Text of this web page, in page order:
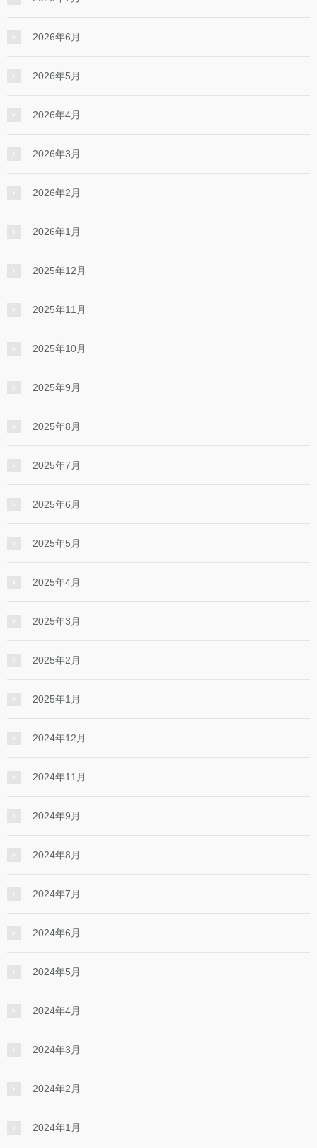
2026年6月
2026年5月
2026年4月
2026年3月
2026年2月
2026年1月
2025年12月
2025年11月
2025年10月
2025年9月
2025年8月
2025年7月
2025年6月
2025年5月
2025年4月
2025年3月
2025年2月
2025年1月
2024年12月
2024年11月
2024年9月
2024年8月
2024年7月
2024年6月
2024年5月
2024年4月
2024年3月
2024年2月
2024年1月